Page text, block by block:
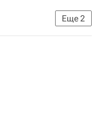
Еще2
Деятельность волонтерских организаций в России